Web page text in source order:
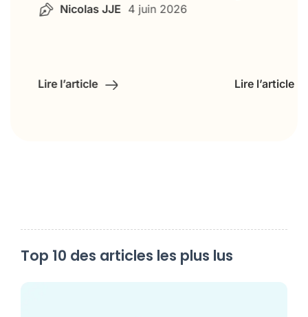
Nicolas JJE 4 juin 2026
Lire l’article Lire l’article
Top 10 des articles les plus lus